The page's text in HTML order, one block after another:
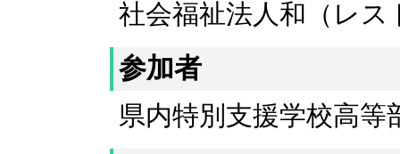
社会福祉法人和（レ
参加者
県内特別支援学校高等